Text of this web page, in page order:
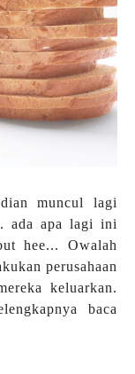
muncul lagi
ada apa lagi ini
hee... Owalah
perusahaan
keluarkan.
baca